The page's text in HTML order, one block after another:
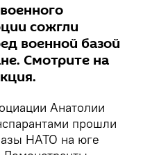
сожгли
военной базой
Смотрите на
Анатолии
прошли
НАТО на юге